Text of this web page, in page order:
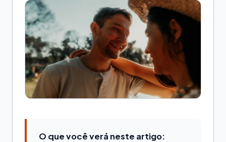
O que você verá neste artigo: